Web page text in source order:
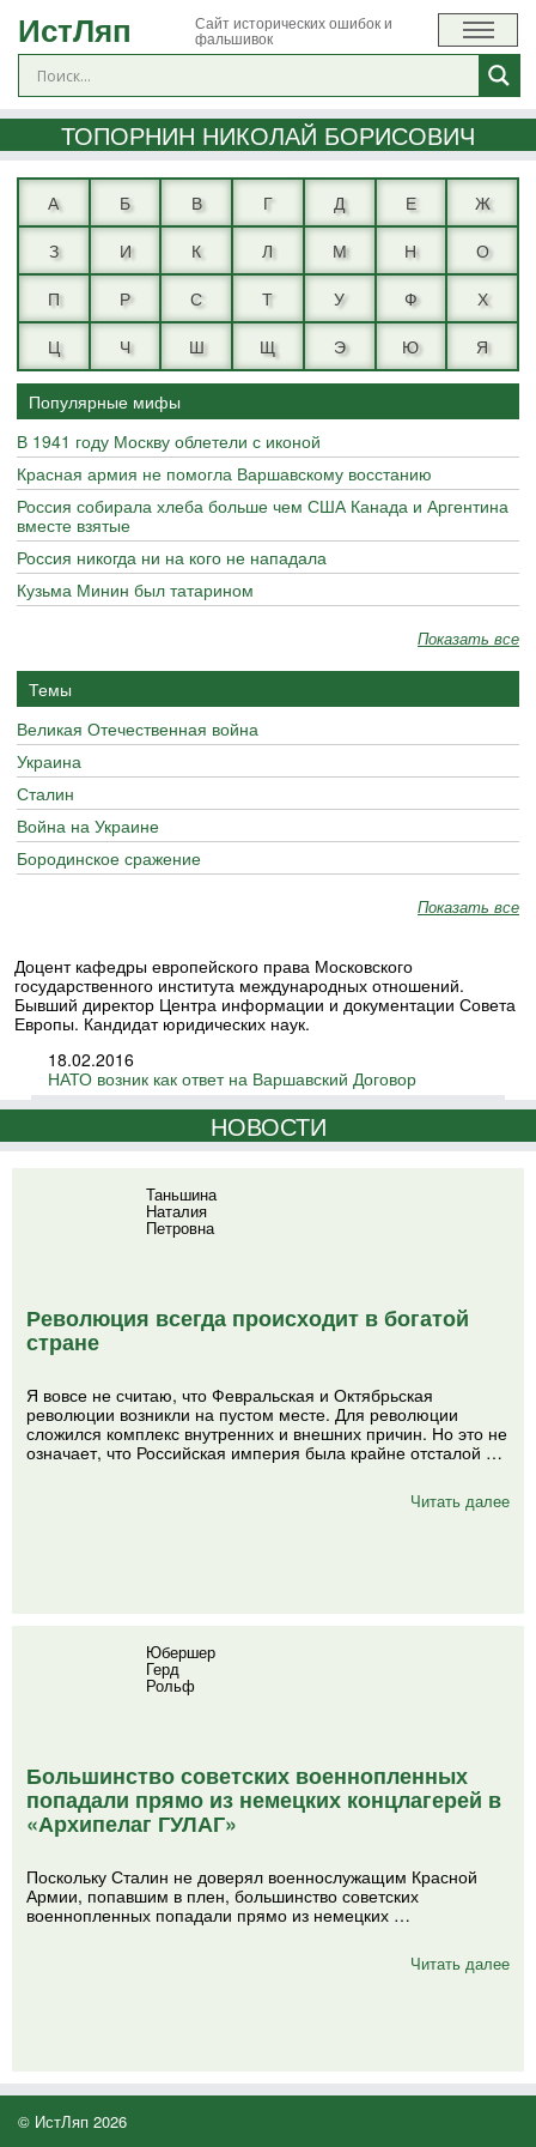
ИстЛяп Сайт исторических ошибок и
фальшивок
ТОПОРНИН НИКОЛАЙ БОРИСОВИЧ
А Б В Г Д Е
Ж
З
И К Л М Н
О
П
Р С Т У Ф
Х
Ц
Ч Ш Щ Э Ю Я
Популярные мифы
В 1941 году Москву облетели с иконой
Красная армия не помогла Варшавскому восстанию
Россия собирала хлеба больше чем США Канада и Аргентина
вместе взятые
Россия никогда ни на кого не нападала
Кузьма Минин был татарином
Показать все
Темы
Великая Отечественная война
Украина
Сталин
Война на Украине
Бородинское сражение
Показать все
Доцент кафедры европейского права Московского
государственного института международных отношений.
Бывший директор Центра информации и документации Совета
Европы. Кандидат юридических наук.
18.02.2016
НАТО возник как ответ на Варшавский Договор
НОВОСТИ
Таньшина
Наталия
Петровна
Революция всегда происходит в богатой
стране
Я вовсе не считаю, что Февральская и Октябрьская
революции возникли на пустом месте. Для революции
сложился комплекс внутренних и внешних причин. Но это не
означает, что Российская империя была крайне отсталой …
Читать далее
Юбершер
Герд
Рольф
Большинство советских военнопленных
попадали прямо из немецких концлагерей в
«Архипелаг ГУЛАГ»
Поскольку Сталин не доверял военнослужащим Красной
Армии, попавшим в плен, большинство советских
военнопленных попадали прямо из немецких …
Читать далее
© ИстЛяп 2026